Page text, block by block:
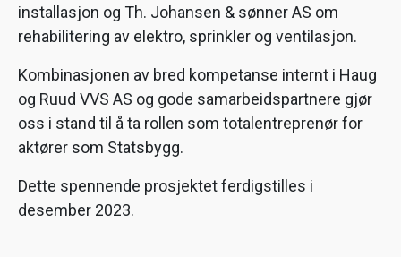
installasjon og Th. Johansen & sønner AS om
rehabilitering av elektro, sprinkler og ventilasjon.
Kombinasjonen av bred kompetanse internt i Haug
og Ruud VVS AS og gode samarbeidspartnere gjør
oss i stand til å ta rollen som totalentreprenør for
aktører som Statsbygg.
Dette spennende prosjektet ferdigstilles i
desember 2023.